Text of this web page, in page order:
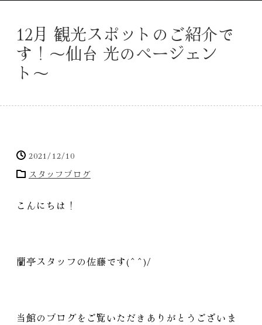
12月 観光スポットのご紹介で
す！〜仙台 光のページェン
ト〜
2021/12/10
スタッフブログ
こんにちは！
蘭亭スタッフの佐藤です(^^)/
当館のブログをご覧いただきありがとうございま